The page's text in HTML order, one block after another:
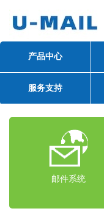
产品中心
服务支持
邮件系统